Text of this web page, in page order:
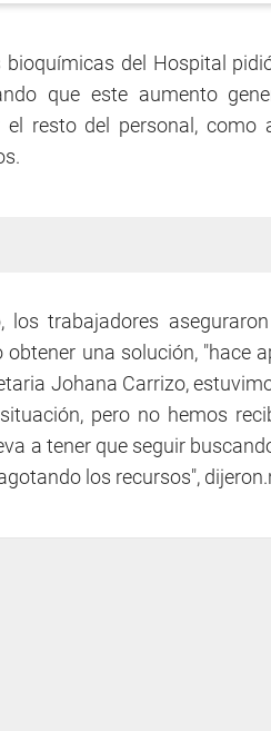
bioquímicas del Hospital
que este aumento
el resto del personal, como
los trabajadores
obtener una solución, "hace
Johana Carrizo,
pero no hemos
a tener que seguir
los recursos",